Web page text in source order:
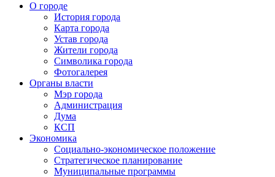
О городе
История города
Карта города
Устав города
Жители города
Символика города
Фотогалерея
Органы власти
Мэр города
Администрация
Дума
КСП
Экономика
Социально-экономическое положение
Стратегическое планирование
Муниципальные программы